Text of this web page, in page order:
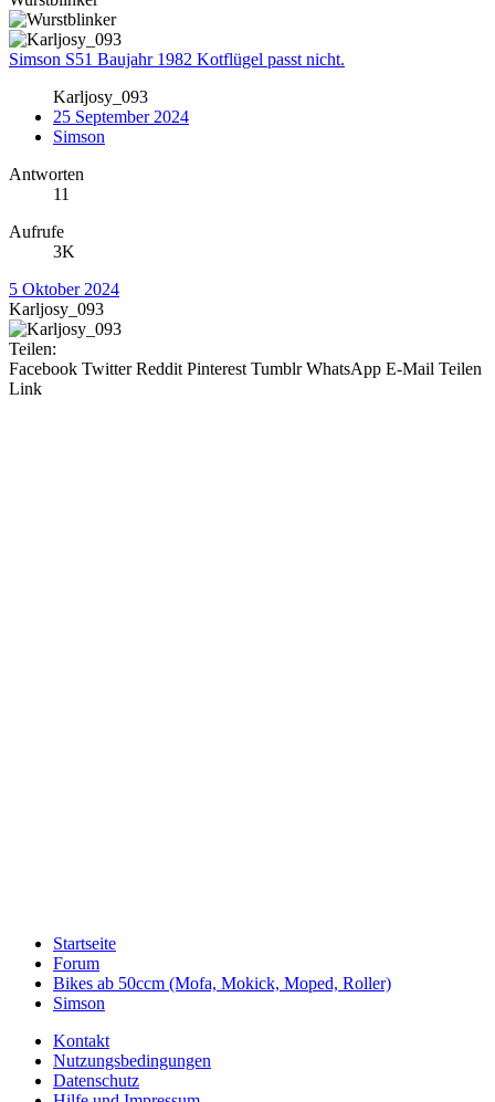
Simson S51 Baujahr 1982 Kotflügel passt nicht.
Karljosy_093
25 September 2024
Simson
Antworten
11
Aufrufe
3K
5 Oktober 2024
Karljosy_093
Teilen:
Facebook Twitter Reddit Pinterest Tumblr WhatsApp E-Mail Teilen
Link
Startseite
Forum
Bikes ab 50ccm (Mofa, Mokick, Moped, Roller)
Simson
Kontakt
Nutzungsbedingungen
Datenschutz